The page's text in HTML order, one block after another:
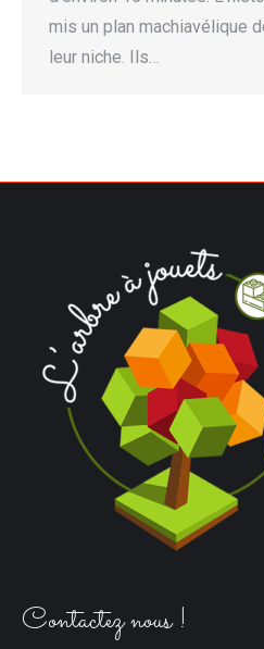
mis un plan machiavélique
leur niche. Ils…
Contactez nous !